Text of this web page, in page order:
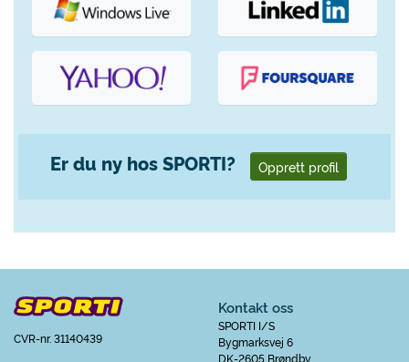
Er du ny hos SPORTI? Opprett profil
CVR-nr. 31140439
Kontakt oss
SPORTI I/S
Bygmarksvej 6
DK-2605 Brøndby